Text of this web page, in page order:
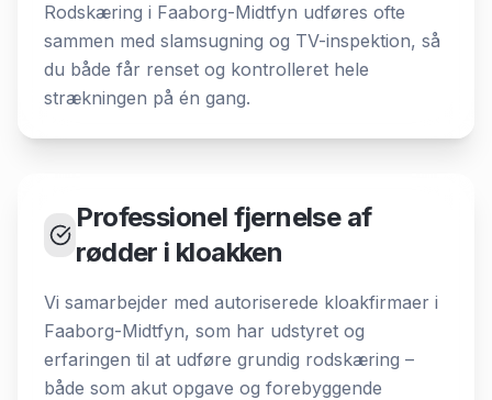
Rodskæring i Faaborg-Midtfyn udføres ofte
sammen med slamsugning og TV-inspektion, så
du både får renset og kontrolleret hele
strækningen på én gang.
Professionel fjernelse af
rødder i kloakken
Vi samarbejder med autoriserede kloakfirmaer i
Faaborg-Midtfyn, som har udstyret og
erfaringen til at udføre grundig rodskæring –
både som akut opgave og forebyggende